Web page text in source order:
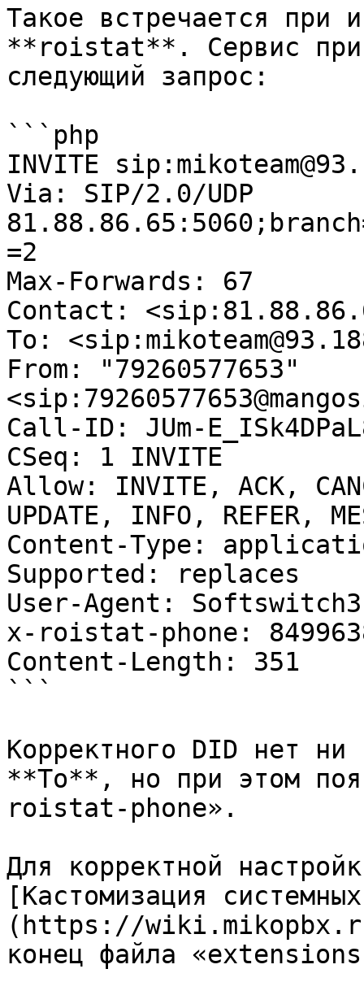
Такое встречается при
**roistat**. Сервис при
следующий запрос:
```php
INVITE
Via: SIP/2.0/UDP
=2
Max-Forwards: 67
Contact:
To:
From: "79260577653"
Call-ID: JUm-
CSeq: 1 INVITE
Allow: INVITE, ACK,
UPDATE, INFO, REFER,
Content-Type:
Supported: replaces
User-Agent: Softswitch3
x-roistat-phone:
Content-Length: 351
```
Корректного DID нет
**To**, но при этом
roistat-phone».
Для корректной
[Кастомизация
(https://
конец файла